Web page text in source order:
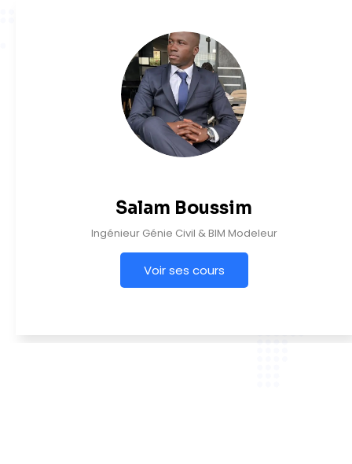
Salam Boussim
Ingénieur Génie Civil & BIM Modeleur
Voir ses cours